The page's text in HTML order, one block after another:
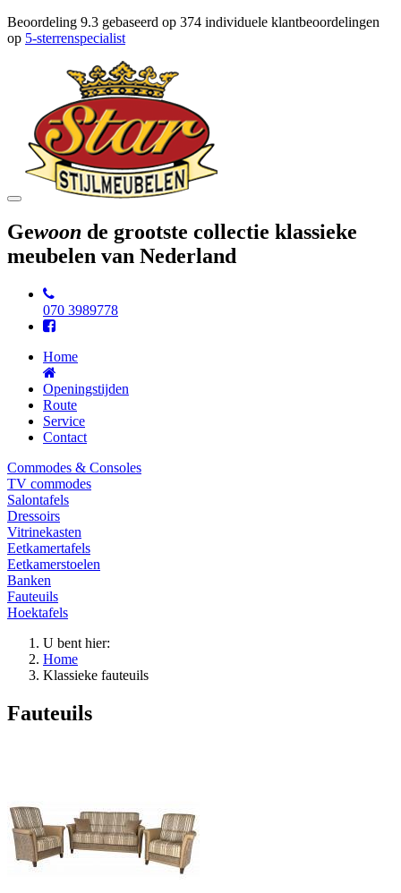
Beoordeling 9.3 gebaseerd op 374 individuele klantbeoordelingen
op 5-sterrenspecialist
Toggle
Gewoon de grootste collectie klassieke
meubelen van Nederland
070 3989778
Home
Openingstijden
Route
Service
Contact
Commodes & Consoles
TV commodes
Salontafels
Dressoirs
Vitrinekasten
Eetkamertafels
Eetkamerstoelen
Banken
Fauteuils
Hoektafels
U bent hier:
Home
Klassieke fauteuils
Fauteuils